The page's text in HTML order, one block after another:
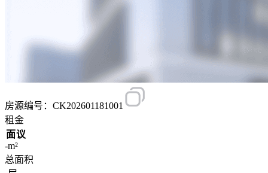
房源编号：CK202601181001
租金
面议
-m²
总面积